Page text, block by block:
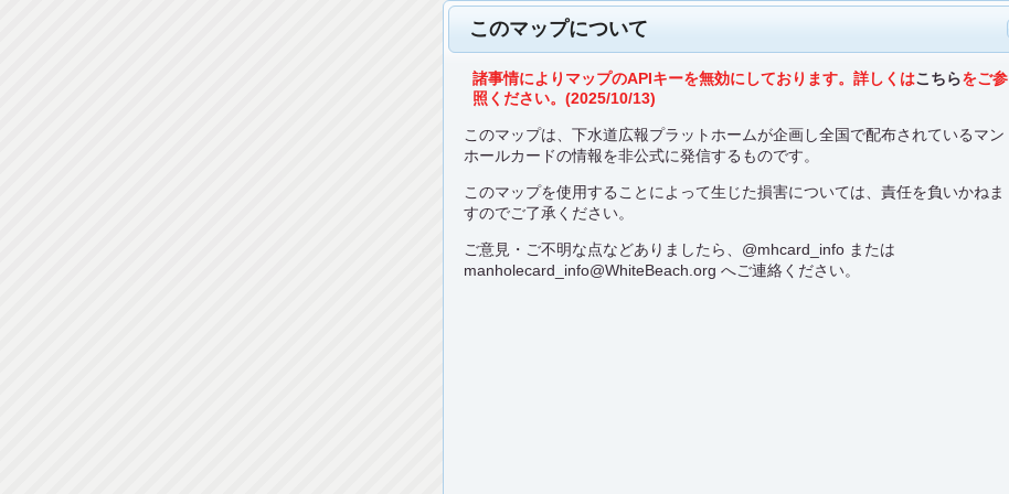
このマップについて
諸事情によりマップのAPIキーを無効にしております。詳しくはこちらをご参
照ください。(2025/10/13)
このマップは、下水道広報プラットホームが企画し全国で配布されているマン
ホールカードの情報を非公式に発信するものです。
このマップを使用することによって生じた損害については、責任を負いかねま
すのでご了承ください。
ご意見・ご不明な点などありましたら、 @mhcard_info または
manholecard_info@WhiteBeach.org へご連絡ください。